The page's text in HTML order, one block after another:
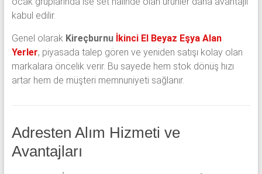
kabul edilir.
Genel olarak Kireçburnu İkinci El Beyaz Eşya Alan
Yerler, piyasada talep gören ve yeniden satışı kolay olan
markalara öncelik verir. Bu sayede hem stok dönüş hızı
artar hem de müşteri memnuniyeti sağlanır.
Adresten Alım Hizmeti ve
Avantajları